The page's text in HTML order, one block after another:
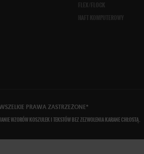
FLEX/FLOCK
HAFT KOMPUTEROWY
PRAWA ZASTRZEŻONE*
WZORÓW KOSZULEK I TEKSTÓW BEZ ZEZWOLENIA KARANE CHŁOSTĄ.